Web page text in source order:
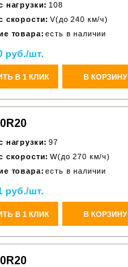
нагрузки: 108
скорости: V(до 240 км/ч)
товара: есть в наличии
руб./шт.
В 1 КЛИК В КОРЗИНУ
нагрузки: 97
скорости: W(до 270 км/ч)
товара: есть в наличии
руб./шт.
В 1 КЛИК В КОРЗИНУ